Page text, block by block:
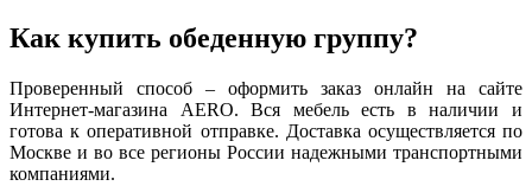
Как купить обеденную группу?
Проверенный способ – оформить заказ онлайн на сайте
Интернет-магазина AERO. Вся мебель есть в наличии и
готова к оперативной отправке. Доставка осуществляется по
Москве и во все регионы России надежными транспортными
компаниями.